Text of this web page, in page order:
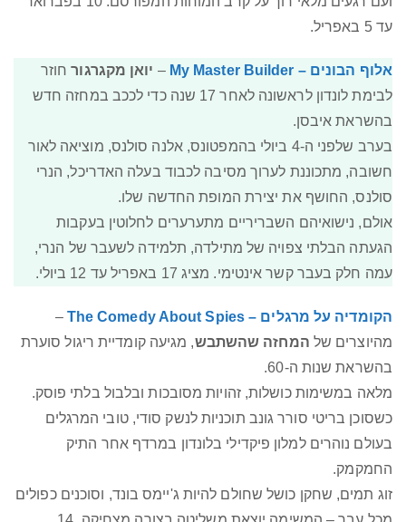
עד 5 באפריל.
אלוף הבונים – My Master Builder – יואן מקגרגורחוזר
לבימת לונדון לראשונה לאחר 17 שנה כדי לככב במחזה חדש
בהשראת איבסן.
בערב שלפני ה-4 ביולי בהמפטונס, אלנה סולנס, מוציאה לאור
חשובה, מתכוננת לערוך מסיבה לכבוד בעלה האדריכל, הנרי
סולנס, החושף את יצירת המופת החדשה שלו.
אולם, נישואיהם השבריריים מתערערים לחלוטין בעקבות
הגעתה הבלתי צפויה של מתילדה, תלמידה לשעבר של הנרי,
עמה חלק בעבר קשר אינטימי. מציג 17 באפריל עד 12 ביולי.
הקומדיה על מרגלים – The Comedy About Spies
–
מהיוצרים של המחזה שהשתבש, מגיעה קומדיית ריגול סוערת
בהשראת שנות ה-60.
מלאה במשימות כושלות, זהויות מסובכות ובלבול בלתי פוסק.
כשסוכן בריטי סורר גונב תוכניות לנשק סודי, טובי המרגלים
בעולם נוהרים למלון פיקדילי בלונדון במרדף אחר התיק
החמקמק.
זוג תמים, שחקן כושל שחולם להיות ג'יימס בונד, וסוכנים כפולים